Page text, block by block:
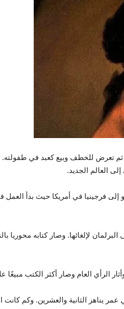
ثم تعرض للخطف وبيع كعبد في
العالم الجديد.
فرجينيا في أمريكا حيث بدأ العمل
لإلغائها. وصار كتابه محوريا
الرأي العام وصار أكثر الكتب مبيعًا
يناهز الثانية والعشرين. وكم كانت